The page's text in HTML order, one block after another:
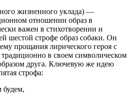
жизненного уклада) —
отношении образ в
важен в стихотворении и
шестой строфе образ собаки. Он
прощания лирического героя с
в своем символическом
друга. Ключевую же идею
строфа:
будем,